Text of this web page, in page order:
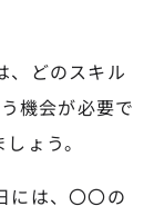
、どのスキル
機会が必要で
ょう。
には、〇〇の